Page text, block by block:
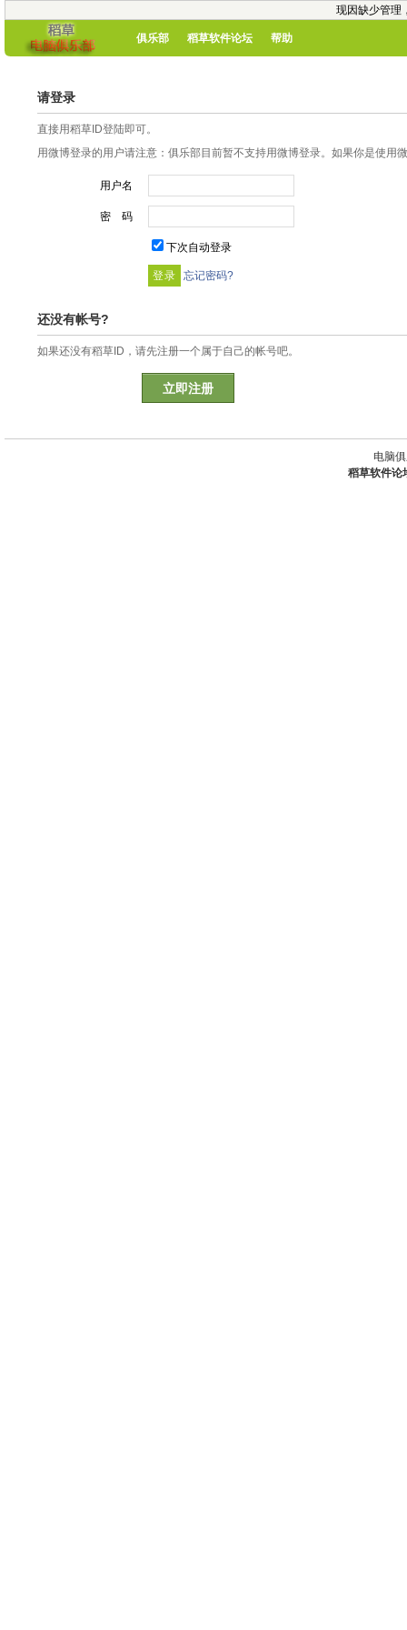
现因缺少管理
俱乐部 稻草软件论坛 帮助
请登录
直接用稻草ID登陆即可。
用微博登录的用户请注意：俱乐部目前暂不支持用微博登录。如果你是使用
用户名
密 码
下次自动登录
忘记密码?
还没有帐号?
如果还没有稻草ID，请先注册一个属于自己的帐号吧。
立即注册
电脑
稻草软件论